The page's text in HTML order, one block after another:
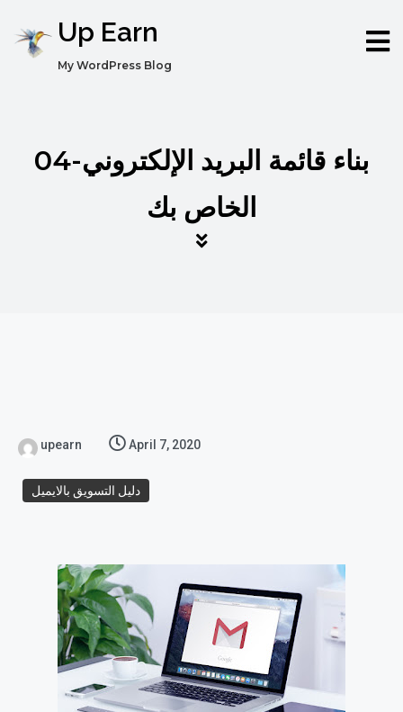
Up Earn
My WordPress Blog
04-بناء قائمة البريد الإلكتروني
الخاص بك
upearn April 7, 2020
دليل التسويق بالايميل